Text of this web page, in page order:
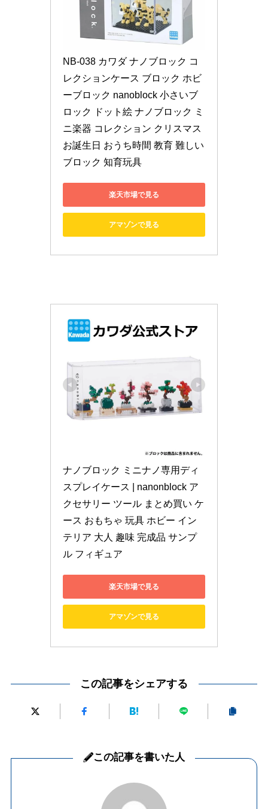
NB-038 カワダ ナノブロック コ
レクションケース ブロック ホビ
ーブロック nanoblock 小さいブ
ロック ドット絵 ナノブロック ミ
ニ楽器 コレクション クリスマス
お誕生日 おうち時間 教育 難しい
ブロック 知育玩具
楽天市場で見る
アマゾンで見る
ナノブロック ミニナノ専用ディ
スプレイケース | nanonblock ア
クセサリー ツール まとめ買い ケ
ース おもちゃ 玩具 ホビー イン
テリア 大人 趣味 完成品 サンプ
ル フィギュア
楽天市場で見る
アマゾンで見る
この記事をシェアする
この記事を書いた人